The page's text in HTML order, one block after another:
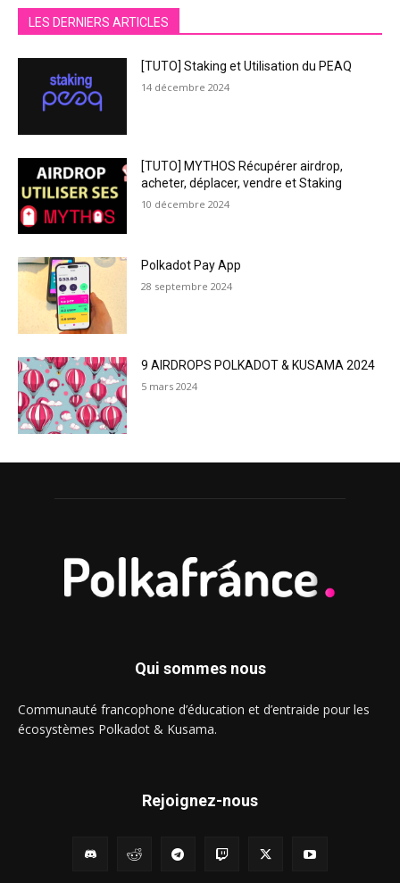
LES DERNIERS ARTICLES
[TUTO] Staking et Utilisation du PEAQ
14 décembre 2024
[TUTO] MYTHOS Récupérer airdrop,
acheter, déplacer, vendre et Staking
10 décembre 2024
Polkadot Pay App
28 septembre 2024
9 AIRDROPS POLKADOT & KUSAMA 2024
5 mars 2024
Qui sommes nous
Communauté francophone d’éducation et d’entraide pour les
écosystèmes Polkadot & Kusama.
Rejoignez-nous